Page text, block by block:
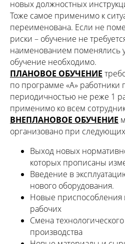
новых должностных
Тоже самое применимо к
переименована. Если не
риски – обучение не
наименованием поменялись
обучение необходимо.
ПЛАНОВОЕ ОБУЧЕНИЕ
по программе «А» работники
периодичностью не реже 1
применимо ко всем
ВНЕПЛАНОВОЕ ОБУЧЕНИЕ
организовано при
Выход новых
которых прописаны
Введение в
нового оборудования.
Новые приспособления
рабочих
Смена
производства